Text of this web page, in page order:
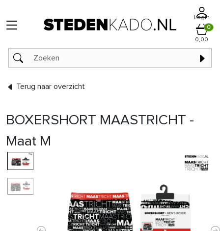
Login
0
0,00
Terug naar overzicht
BOXERSHORT MAASTRICHT -
Maat M